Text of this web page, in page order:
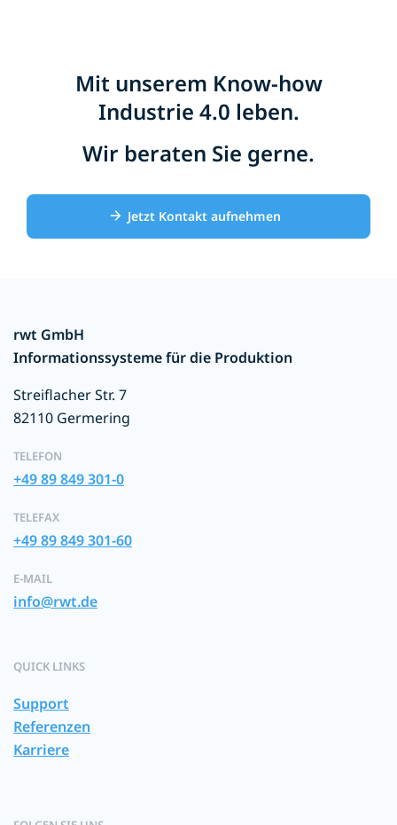
Mit unserem Know-how
Industrie 4.0 leben.
Wir beraten Sie gerne.
Jetzt Kontakt aufnehmen
rwt GmbH
Informationssysteme für die Produktion
Streiflacher Str. 7
82110 Germering
TELEFON
+49 89 849 301-0
TELEFAX
+49 89 849 301-60
E-MAIL
info@rwt.de
QUICK LINKS
Support
Referenzen
Karriere